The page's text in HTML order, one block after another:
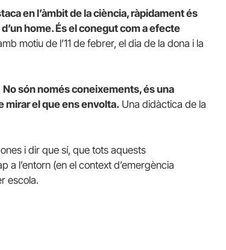
en l’àmbit de la ciència, ràpidament és
home. És el conegut com a efecte
motiu de l’11 de febrer, el dia de la dona i la
No són només coneixements, és una
mirar el que ens envolta. Una didàctica de la
i dir que sí, que tots aquests
a l’entorn (en el context d’emergència
escola.